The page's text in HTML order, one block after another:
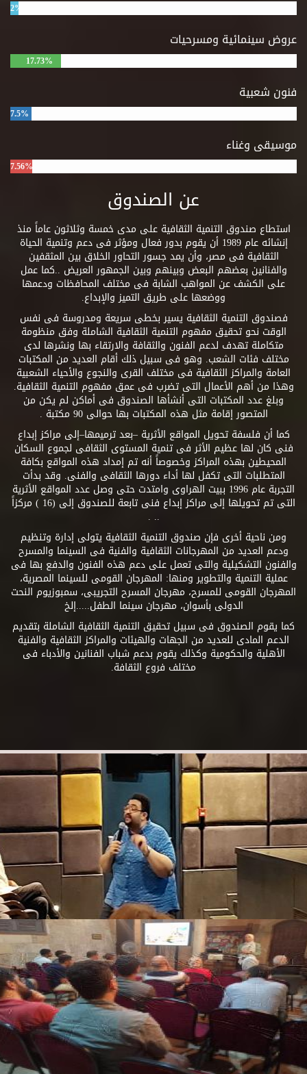
2%
عروض سينمائية ومسرحيات
17.73%
فنون شعبية
7.5%
موسيقى وغناء
7.56%
عن الصندوق
استطاع صندوق التنمية الثقافية على مدى خمسة وثلاثون عاماً منذ
إنشائه عام 1989 أن يقوم بدور فعال ومؤثر فى دعم وتنمية الحياة
الثقافية فى مصر، وأن يمد جسور التحاور الخلاق بين المثقفين
والفنانين بعضهم البعض وبينهم وبين الجمهور العريض ..كما عمل
على الكشف عن المواهب الشابة فى مختلف المحافظات ودعمها
ووضعها على طريق التميز والإبداع.
فصندوق التنمية الثقافية يسير بخطى سريعة ومدروسة فى نفس
الوقت نحو تحقيق مفهوم التنمية الثقافية الشاملة وفق منظومة
متكاملة تهدف لدعم الفنون والثقافة والارتقاء بها ونشرها لدى
مختلف فئات الشعب. وهو فى سبيل ذلك أقام العديد من المكتبات
العامة والمراكز الثقافية فى مختلف القرى والنجوع والأحياء الشعبية
وهذا من أهم الأعمال التى تضرب فى عمق مفهوم التنمية الثقافية.
وبلغ عدد المكتبات التى أنشأها الصندوق فى أماكن لم يكن من
المتصور إقامة مثل هذه المكتبات بها حوالى 90 مكتبة .
كما أن فلسفة تحويل المواقع الأثرية –بعد ترميمها–إلى مراكز إبداع
فنى كان لها عظيم الأثر فى تنمية المستوى الثقافى لجموع السكان
المحيطين بهذه المراكز وخصوصاً أنه تم إمداد هذه المواقع بكافة
المتطلبات التى تكفل لها أداء دورها الثقافى والفنى. وقد بدأت
التجربة عام 1996 ببيت الهراوى وامتدت حتى وصل عدد المواقع الأثرية
التى تم تحويلها إلى مراكز إبداع فنى تابعة للصندوق إلى (16 ) مركزاً
.. .
ومن ناحية أخرى فإن صندوق التنمية الثقافية يتولى إدارة وتنظيم
ودعم العديد من المهرجانات الثقافية والفنية فى السينما والمسرح
والفنون التشكيلية والتى تعمل على دعم هذه الفنون والدفع بها فى
عملية التنمية والتطوير ومنها: المهرجان القومى للسينما المصرية،
المهرجان القومى للمسرح، مهرجان المسرح التجريبى، سمبوزيوم النحت
الدولى بأسوان، مهرجان سينما الطفل.....إلخ
كما يقوم الصندوق فى سبيل تحقيق التنمية الثقافية الشاملة بتقديم
الدعم المادى للعديد من الجهات والهيئات والمراكز الثقافية والفنية
الأهلية والحكومية وكذلك يقوم بدعم شباب الفنانين والأدباء فى
مختلف فروع الثقافة.